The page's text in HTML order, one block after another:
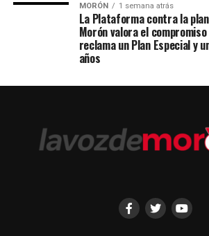
MORÓN 1 semana atrás
La Plataforma contra la
Morón valora el
reclama un Plan Especial y
años